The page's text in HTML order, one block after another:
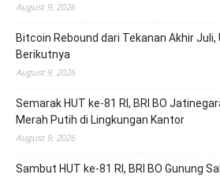
August 9, 2026
Bitcoin Rebound dari Tekanan Akhir Juli,
Berikutnya
August 9, 2026
Semarak HUT ke-81 RI, BRI BO
Merah Putih di Lingkungan Kantor
August 9, 2026
Sambut HUT ke-81 RI, BRI BO Gunung